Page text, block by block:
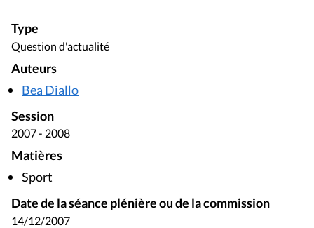
Type
Question d'actualité
Auteurs
Bea Diallo
Session
2007 - 2008
Matières
Sport
Date de la séance plénière ou de la commission
14/12/2007